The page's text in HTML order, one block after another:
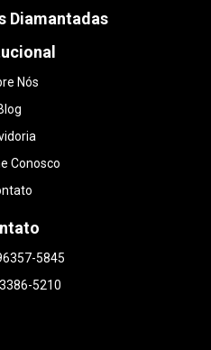
Diamantadas
Nós
Conosco
5845
5210